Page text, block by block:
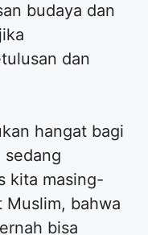
budaya dan
dan
hangat bagi
sedang
kita masing-
Muslim, bahwa
bisa